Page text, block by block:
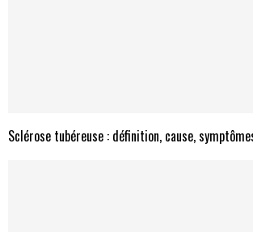
Sclérose tubéreuse : définition, cause,